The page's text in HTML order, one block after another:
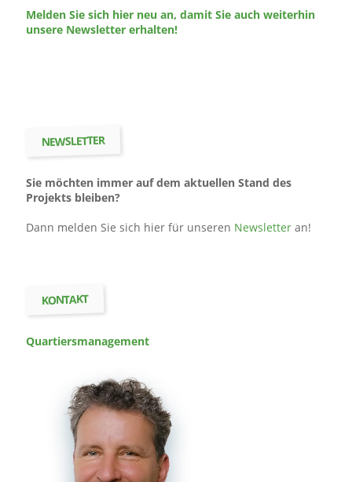
Melden Sie sich hier neu an, damit Sie auch weiterhin
unsere Newsletter erhalten!
NEWSLETTER
Sie möchten immer auf dem aktuellen Stand des
Projekts bleiben?
Dann melden Sie sich hier für unseren Newsletter an!
KONTAKT
Quartiers­management